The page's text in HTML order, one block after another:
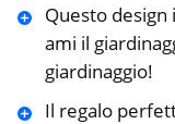
Questo
ami il
giardinaggio!
Il regalo